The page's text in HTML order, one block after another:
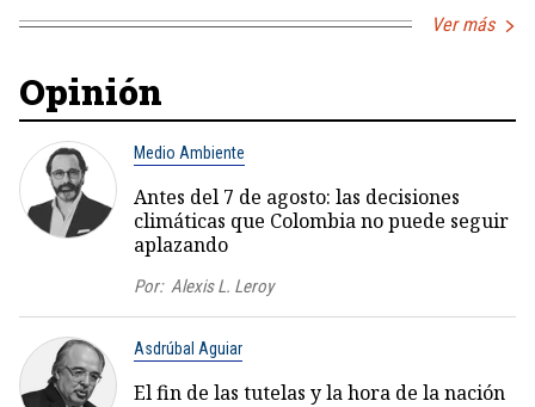
Ver más
Opinión
Medio Ambiente
Antes del 7 de agosto: las decisiones
climáticas que Colombia no puede seguir
aplazando
Por: Alexis L. Leroy
Asdrúbal Aguiar
El fin de las tutelas y la hora de la nación